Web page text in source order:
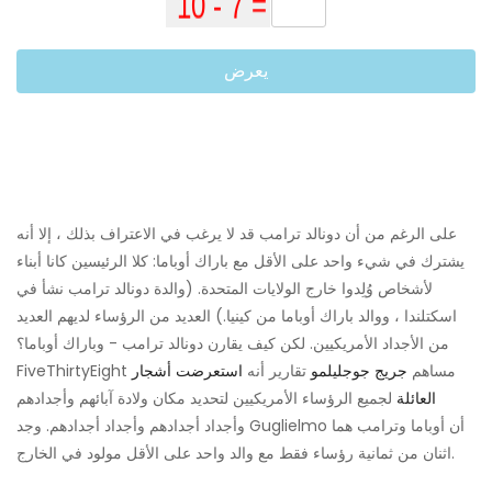
يعرض
على الرغم من أن دونالد ترامب قد لا يرغب في الاعتراف بذلك ، إلا أنه
يشترك في شيء واحد على الأقل مع باراك أوباما: كلا الرئيسين كانا أبناء
لأشخاص وُلِدوا خارج الولايات المتحدة. (والدة دونالد ترامب نشأ في
اسكتلندا ، ووالد باراك أوباما من كينيا.) العديد من الرؤساء لديهم العديد
من الأجداد الأمريكيين. لكن كيف يقارن دونالد ترامب - وباراك أوباما؟
FiveThirtyEight مساهم جريج جوجليلمو تقارير أنه استعرضت أشجار
العائلة لجميع الرؤساء الأمريكيين لتحديد مكان ولادة آبائهم وأجدادهم
وأجداد أجدادهم وأجداد أجدادهم. وجد Guglielmo أن أوباما وترامب هما
اثنان من ثمانية رؤساء فقط مع والد واحد على الأقل مولود في الخارج.